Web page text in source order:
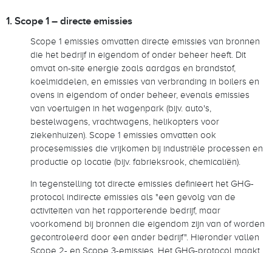
1. Scope 1 – directe emissies
Scope 1 emissies omvatten directe emissies van bronnen
die het bedrijf in eigendom of onder beheer heeft. Dit
omvat on-site energie zoals aardgas en brandstof,
koelmiddelen, en emissies van verbranding in boilers en
ovens in eigendom of onder beheer, evenals emissies
van voertuigen in het wagenpark (bijv. auto's,
bestelwagens, vrachtwagens, helikopters voor
ziekenhuizen). Scope 1 emissies omvatten ook
procesemissies die vrijkomen bij industriële processen en
productie op locatie (bijv. fabrieksrook, chemicaliën).
In tegenstelling tot directe emissies definieert het GHG-
protocol indirecte emissies als "een gevolg van de
activiteiten van het rapporterende bedrijf, maar
voorkomend bij bronnen die eigendom zijn van of worden
gecontroleerd door een ander bedrijf". Hieronder vallen
Scope 2- en Scope 3-emissies. Het GHG-protocol maakt